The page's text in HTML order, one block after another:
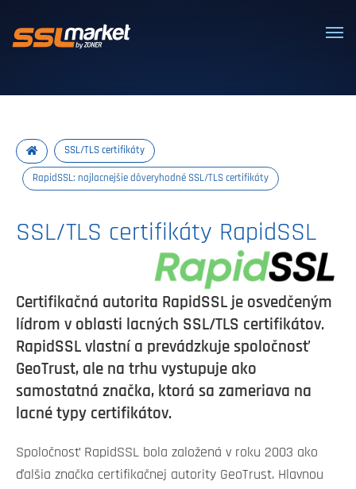
Dôveryhodné SSL/TLS certifikáty
SSL/TLS certifikáty
RapidSSL: najlacnejšie dôveryhodné SSL/TLS certifikáty
SSL/TLS certifikáty RapidSSL
Certifikačná autorita RapidSSL je osvedčeným
lídrom v oblasti lacných SSL/TLS certifikátov.
RapidSSL vlastní a prevádzkuje spoločnosť
GeoTrust, ale na trhu vystupuje ako
samostatná značka, ktorá sa zameriava na
lacné typy certifikátov.
Spoločnosť RapidSSL bola založená v roku 2003 ako
ďalšia značka certifikačnej autority GeoTrust. Hlavnou